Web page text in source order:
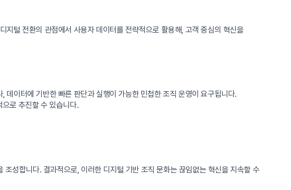
털 전환의 관점에서 사용자 데이터를 전략적으로 활용해, 고객 중심의 혁신을
이터에 기반한 빠른 판단과 실행이 가능한 민첩한 조직 운영이 요구됩니다.
으로 추진할 수 있습니다.
성합니다. 결과적으로, 이러한 디지털 기반 조직 문화는 끊임없는 혁신을 지속할 수